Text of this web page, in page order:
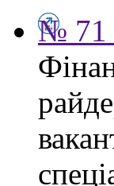
№ 71